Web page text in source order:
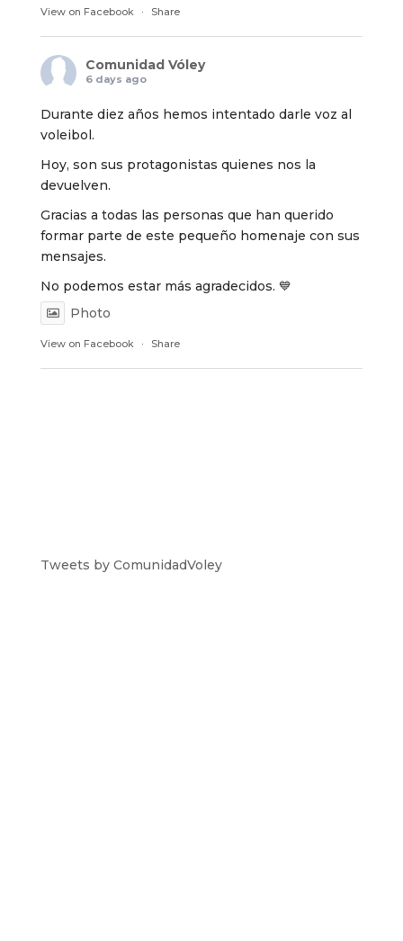
View on Facebook · Share
Comunidad Vóley
6 days ago
Durante diez años hemos intentado darle voz al
voleibol.
Hoy, son sus protagonistas quienes nos la
devuelven.
Gracias a todas las personas que han querido
formar parte de este pequeño homenaje con sus
mensajes.
No podemos estar más agradecidos. 💙
Photo
View on Facebook · Share
Tweets by ComunidadVoley